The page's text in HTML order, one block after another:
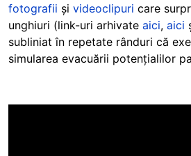
fotografii și videoclipuri care
unghiuri (link-uri arhivate aici, aici
subliniat în repetate rânduri că
simularea evacuării potențialilor